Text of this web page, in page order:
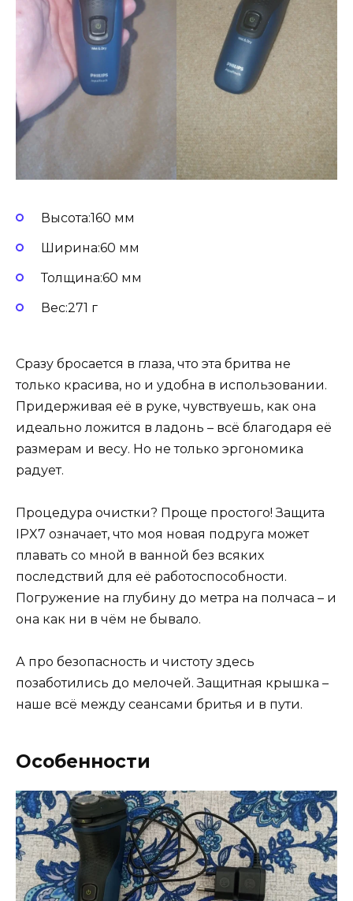
Высота:160 мм
Ширина:60 мм
Толщина:60 мм
Вес:271 г
Сразу бросается в глаза, что эта бритва не
только красива, но и удобна в использовании.
Придерживая её в руке, чувствуешь, как она
идеально ложится в ладонь – всё благодаря её
размерам и весу. Но не только эргономика
радует.
Процедура очистки? Проще простого! Защита
IPX7 означает, что моя новая подруга может
плавать со мной в ванной без всяких
последствий для её работоспособности.
Погружение на глубину до метра на полчаса – и
она как ни в чём не бывало.
А про безопасность и чистоту здесь
позаботились до мелочей. Защитная крышка –
наше всё между сеансами бритья и в пути.
Особенности